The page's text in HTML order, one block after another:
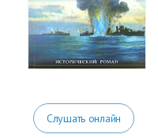
Слушать онлайн